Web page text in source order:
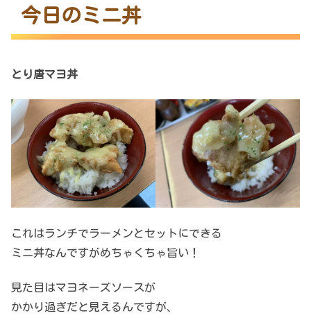
今日のミニ丼
とり唐マヨ丼
これはランチでラーメンとセットにできる
ミニ丼なんですがめちゃくちゃ旨い！
見た目はマヨネーズソースが
かかり過ぎだと見えるんですが、